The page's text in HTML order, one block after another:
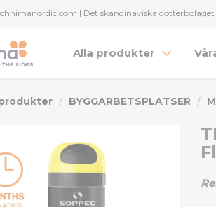
| Det skandinaviska
Alla produkter
BYGGARBETSPLATSER